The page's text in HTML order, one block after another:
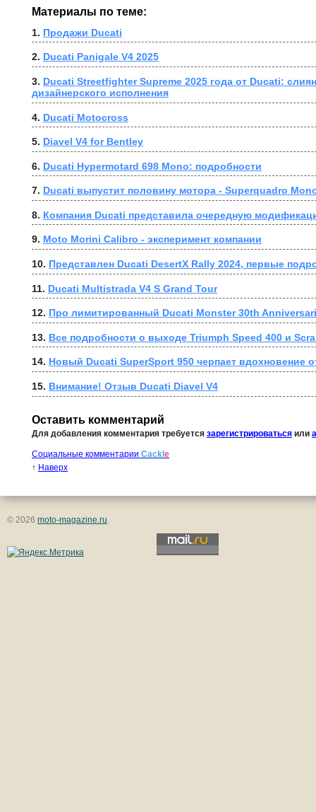
Материалы по теме:
1. Продажи Ducati
2. Ducati Panigale V4 2025
3. Ducati Streetfighter Supreme 2025 года от Ducati:
дизайнерского исполнения
4. Ducati Motocross
5. Diavel V4 for Bentley
6. Ducati Hypermotard 698 Mono: подробности
7. Ducati выпустит половину мотора - Superquadro
8. Компания Ducati представила очередную
9. Moto Morini Calibro - эксперимент компании
10. Представлен Ducati DesertX Rally 2024, первые
11. Ducati Multistrada V4 S Grand Tour
12. Про лимитированный Ducati Monster 30th
13. Все подробности о выходе Triumph Speed 400 и
14. Новый Ducati SuperSport 950 черпает вдохновение
15. Внимание! Отзыв Ducati Diavel V4
Оставить комментарий
Для добавления комментария требуется зарегистрироваться или
Социальные комментарии Cackle
↑ Наверх
© 2026 moto-magazine.ru.